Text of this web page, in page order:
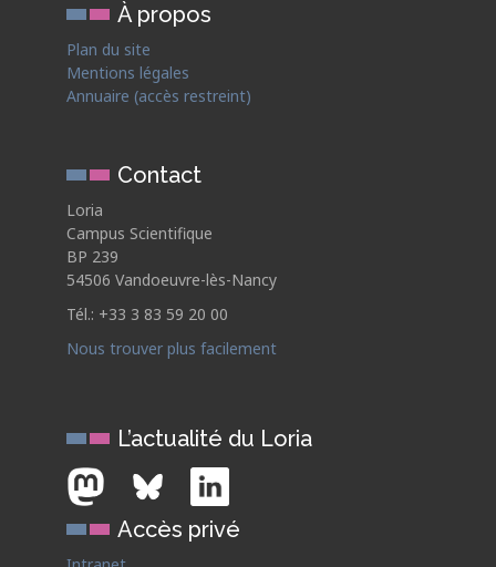
À propos
Plan du site
Mentions légales
Annuaire (accès restreint)
Contact
Loria
Campus Scientifique
BP 239
54506 Vandoeuvre-lès-Nancy
Tél.: +33 3 83 59 20 00
Nous trouver plus facilement
L’actualité du Loria
Accès privé